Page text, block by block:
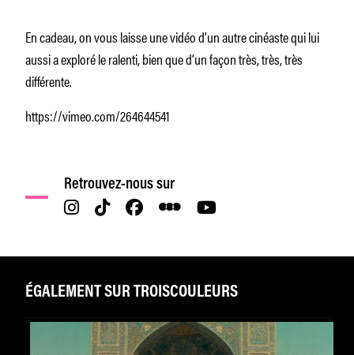
En cadeau, on vous laisse une vidéo d’un autre cinéaste qui lui
aussi a exploré le ralenti, bien que d’un façon très, très, très
différente.
https://vimeo.com/264644541
Retrouvez-nous sur
ÉGALEMENT SUR TROISCOULEURS